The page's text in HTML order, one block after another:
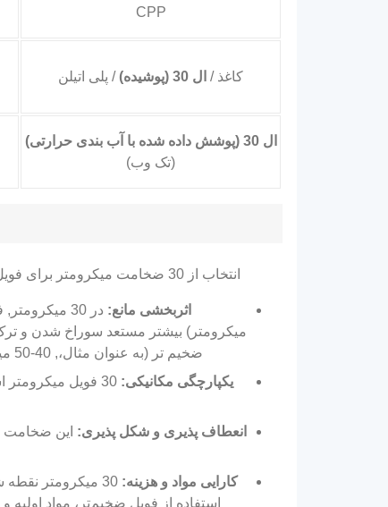
CPP
کاغذ / ال 30 (پوشیده) / پلی اتیلن
ال 30 (پوشش داده شده با آب بندی حرارتی)
(تک وب)
انتخاب از 30 ضخامت میکرومتر برای فویل آلومینیومی با پوشش بالا یک انتخاب مهندسی عمدی است که تعادل حیاتی عملکرد را بهینه می‌کند., هزینه, و پردازش پذیری:
اثربخشی مانع:
میکرومتر) بیشتر مستعد سوراخ شدن و
ضخیم تر (به عنوان مثال،, 40-50 میکرومتر) سد ذاتی کمی بهتر ارائه می دهد, سود افزایشی اغلب با افزایش هزینه مواد و کاهش انعطاف پذیری جبران می شود.
یکپارچگی مکانیکی:
30 فویل
انعطاف پذیری و شکل پذیری: این ضخامت
کارایی مواد و هزینه:
30 میکرومتر
استفاده از فویل ضخیم‌تر، مواد